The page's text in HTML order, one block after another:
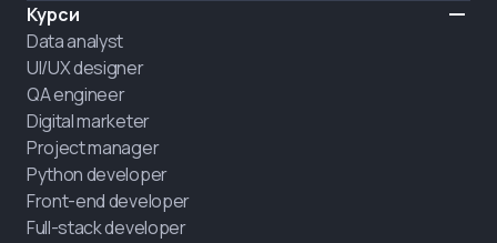
Курси
Data analyst
UI/UX designer
QA engineer
Digital marketer
Project manager
Python developer
Front-end developer
Full-stack developer